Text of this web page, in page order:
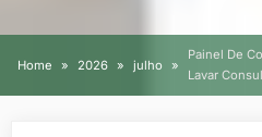
Home 2026 julho
Painel De
Lavar